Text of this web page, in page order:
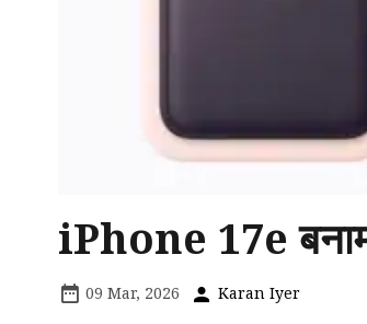
iPhone 17e
09 Mar, 2026 Karan Iyer